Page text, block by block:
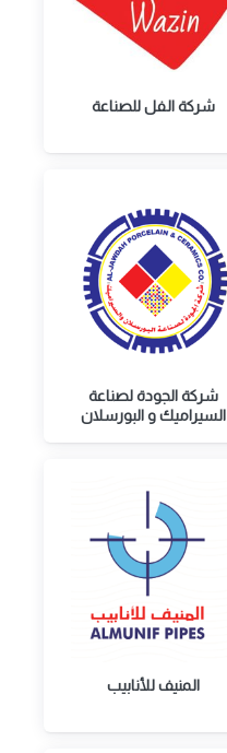
شركة الفل للصناعة
شركة الجودة لصناعة
السيراميك و البورسلان
المنيف للأنابيب